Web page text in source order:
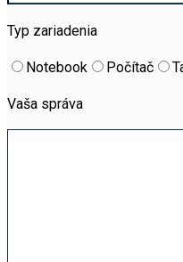
Typ zariadenia
Notebook Počítač
Vaša správa